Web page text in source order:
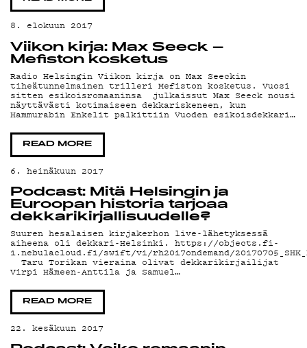
8. elokuun 2017
Viikon kirja: Max Seeck –
Mefiston kosketus
Radio Helsingin Viikon kirja on Max Seeckin
tiheätunnelmainen trilleri Mefiston kosketus. Vuosi
sitten esikoisromaaninsa julkaissut Max Seeck nousi
näyttävästi kotimaiseen dekkariskeneen, kun
Hammurabin Enkelit palkittiin Vuoden esikoisdekkari…
READ MORE
6. heinäkuun 2017
Podcast: Mitä Helsingin ja
Euroopan historia tarjoaa
dekkarikirjallisuudelle?
Suuren hesalaisen kirjakerhon live-lähetyksessä
aiheena oli dekkari-Helsinki. https://objects.fi-
1.nebulacloud.fi/swift/v1/rh2017ondemand/
Taru Torikan vieraina olivat dekkarikirjailijat
Virpi Hämeen-Anttila ja Samuel…
READ MORE
22. kesäkuun 2017